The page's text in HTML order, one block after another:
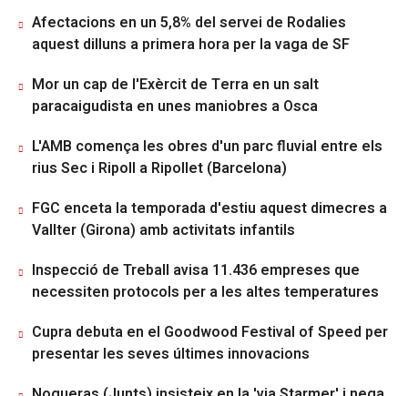
Afectacions en un 5,8% del servei de Rodalies
aquest dilluns a primera hora per la vaga de SF
Mor un cap de l'Exèrcit de Terra en un salt
paracaigudista en unes maniobres a Osca
L'AMB comença les obres d'un parc fluvial entre els
rius Sec i Ripoll a Ripollet (Barcelona)
FGC enceta la temporada d'estiu aquest dimecres a
Vallter (Girona) amb activitats infantils
Inspecció de Treball avisa 11.436 empreses que
necessiten protocols per a les altes temperatures
Cupra debuta en el Goodwood Festival of Speed per
presentar les seves últimes innovacions